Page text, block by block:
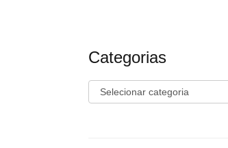
Categorias
Categorias